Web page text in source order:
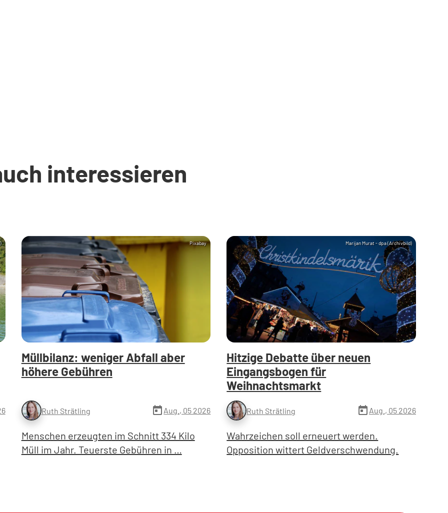
interessieren
Pixabay
Müllbilanz: weniger Abfall aber
höhere Gebühren
Ruth Strätling todayAug., 05 2026
Menschen erzeugten im Schnitt 334 Kilo
Müll im Jahr. Teuerste Gebühren in …
Marijan Murat - dpa (Archivbild)
Hitzige Debatte über neuen
Eingangsbogen für
Weihnachtsmarkt
Ruth Strätling today Aug., 05 2026
Wahrzeichen soll erneuert werden.
Opposition wittert Geldverschwendung.